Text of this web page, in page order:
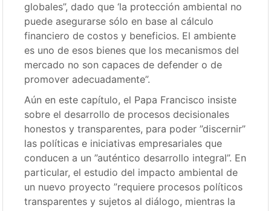
globales”, dado que ‘la protección ambiental no
puede asegurarse sólo en base al cálculo
financiero de costos y beneficios. El ambiente
es uno de esos bienes que los mecanismos del
mercado no son capaces de defender o de
promover adecuadamente”.
Aún en este capítulo, el Papa Francisco insiste
sobre el desarrollo de procesos decisionales
honestos y transparentes, para poder ”discernir”
las políticas e iniciativas empresariales que
conducen a un ”auténtico desarrollo integral”. En
particular, el estudio del impacto ambiental de
un nuevo proyecto ”requiere procesos políticos
transparentes y sujetos al diálogo, mientras la